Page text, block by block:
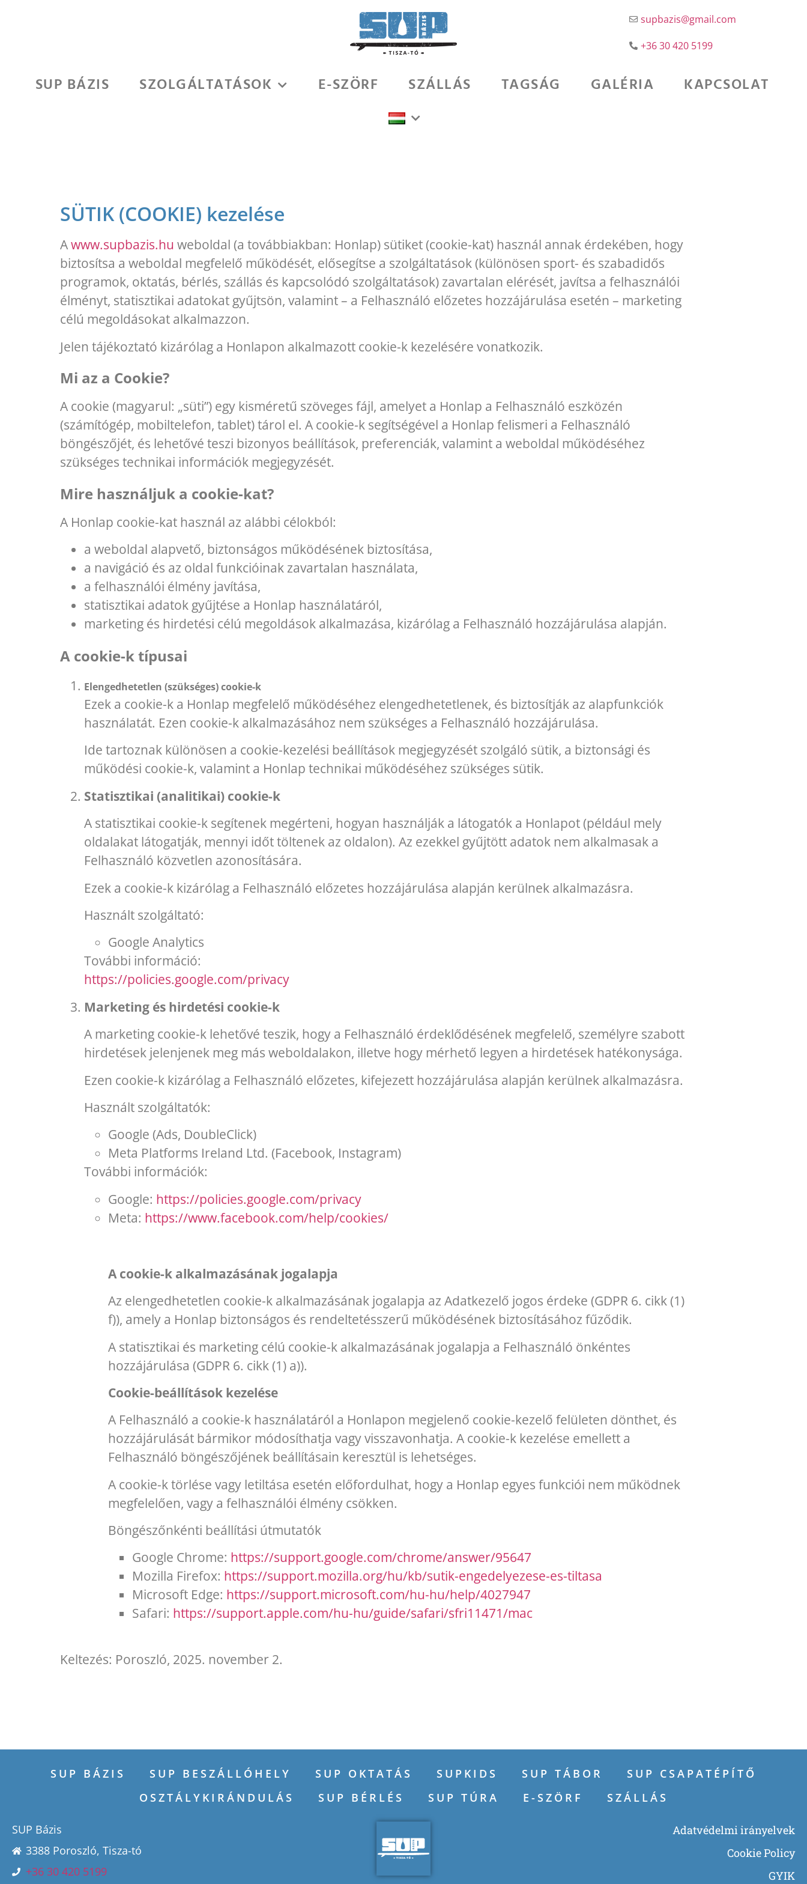
supbazis@gmail.com
+36 30 420 5199
SUP BÁZIS SZOLGÁLTATÁSOK E-SZÖRF SZÁLLÁS TAGSÁG GALÉRIA KAPCSOLAT
SÜTIK (COOKIE) kezelése
Awww.supbazis.hu weboldal (a továbbiakban: Honlap) sütiket (cookie-kat) használ annak érdekében, hogy
biztosítsa a weboldal megfelelő működését, elősegítse a szolgáltatások (különösen sport- és szabadidős
programok, oktatás, bérlés, szállás és kapcsolódó szolgáltatások) zavartalan elérését, javítsa a felhasználói
élményt, statisztikai adatokat gyűjtsön, valamint – a Felhasználó előzetes hozzájárulása esetén – marketing
célú megoldásokat alkalmazzon.
Jelen tájékoztató kizárólag a Honlapon alkalmazott cookie-k kezelésére vonatkozik.
Mi az a Cookie?
A cookie (magyarul: „süti”) egy kisméretű szöveges fájl, amelyet a Honlap a Felhasználó eszközén
(számítógép, mobiltelefon, tablet) tárol el. A cookie-k segítségével a Honlap felismeri a Felhasználó
böngészőjét, és lehetővé teszi bizonyos beállítások, preferenciák, valamint a weboldal működéséhez
szükséges technikai információk megjegyzését.
Mire használjuk a cookie-kat?
A Honlap cookie-kat használ az alábbi célokból:
a weboldal alapvető, biztonságos működésének biztosítása,
a navigáció és az oldal funkcióinak zavartalan használata,
a felhasználói élmény javítása,
statisztikai adatok gyűjtése a Honlap használatáról,
marketing és hirdetési célú megoldások alkalmazása, kizárólag a Felhasználó hozzájárulása alapján.
A cookie-k típusai
Elengedhetetlen (szükséges) cookie-k
Ezek a cookie-k a Honlap megfelelő működéséhez elengedhetetlenek, és biztosítják az alapfunkciók
használatát. Ezen cookie-k alkalmazásához nem szükséges a Felhasználó hozzájárulása.
Ide tartoznak különösen a cookie-kezelési beállítások megjegyzését szolgáló sütik, a biztonsági és
működési cookie-k, valamint a Honlap technikai működéséhez szükséges sütik.
Statisztikai (analitikai) cookie-k
A statisztikai cookie-k segítenek megérteni, hogyan használják a látogatók a Honlapot (például mely
oldalakat látogatják, mennyi időt töltenek az oldalon). Az ezekkel gyűjtött adatok nem alkalmasak a
Felhasználó közvetlen azonosítására.
Ezek a cookie-k kizárólag a Felhasználó előzetes hozzájárulása alapján kerülnek alkalmazásra.
Használt szolgáltató:
Google Analytics
További információ:
https://policies.google.com/privacy
Marketing és hirdetési cookie-k
A marketing cookie-k lehetővé teszik, hogy a Felhasználó érdeklődésének megfelelő, személyre szabott
hirdetések jelenjenek meg más weboldalakon, illetve hogy mérhető legyen a hirdetések hatékonysága.
Ezen cookie-k kizárólag a Felhasználó előzetes, kifejezett hozzájárulása alapján kerülnek alkalmazásra.
Használt szolgáltatók:
Google (Ads, DoubleClick)
Meta Platforms Ireland Ltd. (Facebook, Instagram)
További információk:
Google: https://policies.google.com/privacy
Meta: https://www.facebook.com/help/cookies/
A cookie-k alkalmazásának jogalapja
Az elengedhetetlen cookie-k alkalmazásának jogalapja az Adatkezelő jogos érdeke (GDPR 6. cikk (1)
f)), amely a Honlap biztonságos és rendeltetésszerű működésének biztosításához fűződik.
A statisztikai és marketing célú cookie-k alkalmazásának jogalapja a Felhasználó önkéntes
hozzájárulása (GDPR 6. cikk (1) a)).
Cookie-beállítások kezelése
A Felhasználó a cookie-k használatáról a Honlapon megjelenő cookie-kezelő felületen dönthet, és
hozzájárulását bármikor módosíthatja vagy visszavonhatja. A cookie-k kezelése emellett a
Felhasználó böngészőjének beállításain keresztül is lehetséges.
A cookie-k törlése vagy letiltása esetén előfordulhat, hogy a Honlap egyes funkciói nem működnek
megfelelően, vagy a felhasználói élmény csökken.
Böngészőnkénti beállítási útmutatók
Google Chrome: https://support.google.com/chrome/answer/95647
Mozilla Firefox: https://support.mozilla.org/hu/kb/sutik-engedelyezese-es-tiltasa
Microsoft Edge: https://support.microsoft.com/hu-hu/help/4027947
Safari: https://support.apple.com/hu-hu/guide/safari/sfri11471/mac
Keltezés: Poroszló, 2025. november 2.
SUP BÁZIS SUP BESZÁLLÓHELY SUP OKTATÁS SUPKIDS SUP TÁBOR
SUP CSAPATÉPÍTŐ
OSZTÁLYKIRÁNDULÁS
SUP BÉRLÉS SUP TÚRA E-SZÖRF SZÁLLÁS
SUP Bázis
3388 Poroszló, Tisza-tó
+36 30 420 5199
Adatvédelmi irányelvek
Cookie Policy
GYIK